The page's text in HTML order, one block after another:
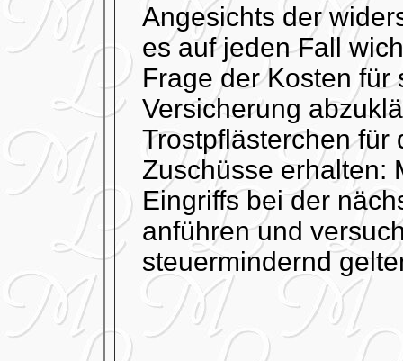
Angesichts der
es auf jeden Fall
Frage der Kosten für
Versicherung
Trostpflästerchen für
Zuschüsse erhalten:
Eingriffs bei der
anführen und
steuermindernd